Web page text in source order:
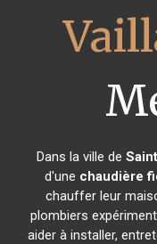
Dans la ville de
d'une chaudière
chauffer leur
plombiers
aider à installer,